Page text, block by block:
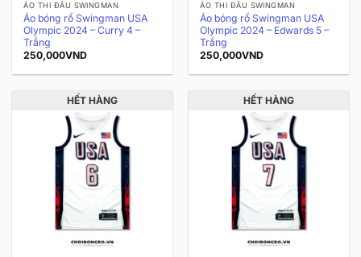
ÁO THI ĐẤU SWINGMAN
Áo bóng rổ Swingman USA
Olympic 2024 – Curry 4 –
Trắng
250,000VND
ÁO THI ĐẤU SWINGMAN
Áo bóng rổ Swingman USA
Olympic 2024 – Edwards 5 –
Trắng
250,000VND
HẾT HÀNG HẾT HÀNG